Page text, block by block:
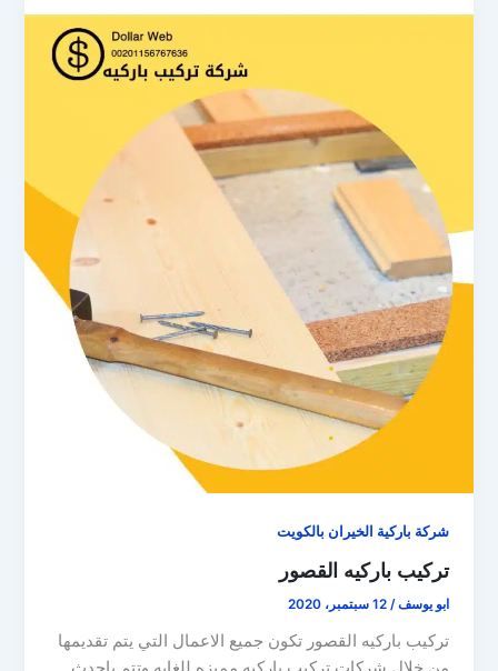
شركة باركية الخيران بالكويت
تركيب باركيه القصور
ابو يوسف/12 سبتمبر، 2020
تركيب باركيه القصور تكون جميع الاعمال التي يتم تقديمها